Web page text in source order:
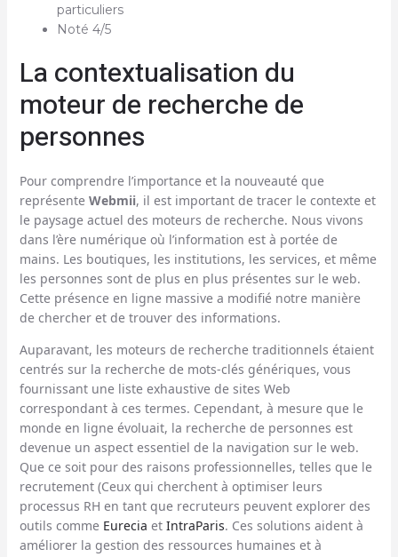
particuliers
Noté 4/5
La contextualisation du
moteur de recherche de
personnes
Pour comprendre l’importance et la nouveauté que
représente Webmii, il est important de tracer le contexte et
le paysage actuel des moteurs de recherche. Nous vivons
dans l’ère numérique où l’information est à portée de
mains. Les boutiques, les institutions, les services, et même
les personnes sont de plus en plus présentes sur le web.
Cette présence en ligne massive a modifié notre manière
de chercher et de trouver des informations.
Auparavant, les moteurs de recherche traditionnels étaient
centrés sur la recherche de mots-clés génériques, vous
fournissant une liste exhaustive de sites Web
correspondant à ces termes. Cependant, à mesure que le
monde en ligne évoluait, la recherche de personnes est
devenue un aspect essentiel de la navigation sur le web.
Que ce soit pour des raisons professionnelles, telles que le
recrutement (Ceux qui cherchent à optimiser leurs
processus RH en tant que recruteurs peuvent explorer des
outils commeEurecia et IntraParis. Ces solutions aident à
améliorer la gestion des ressources humaines et à